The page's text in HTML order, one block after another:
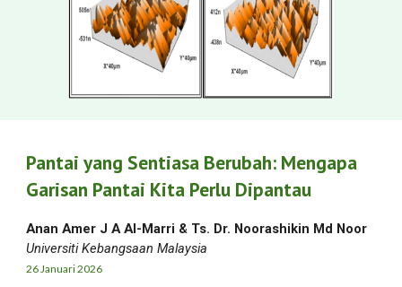
Pantai yang Sentiasa Berubah: Mengapa
Garisan Pantai Kita Perlu Dipantau
Anan Amer J A Al-Marri & Ts. Dr. Noorashikin Md Noor
Universiti Kebangsaan Malaysia
26 Januari2026